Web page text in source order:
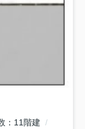
11階建